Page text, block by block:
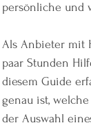
persönliche und
Als Anbieter mit
paar Stunden
diesem Guide
genau ist,
der Auswahl